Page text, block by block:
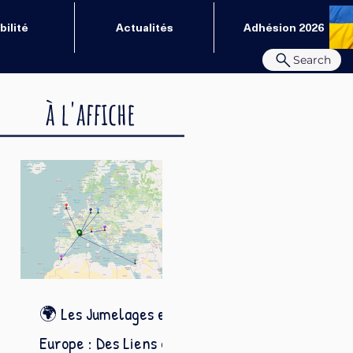
Search
Actualités Adhésion 2026
à l'affiche
🌍 Les Jumelages en
Europe : Des Liens qui